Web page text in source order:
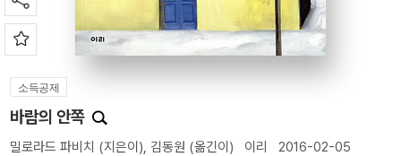
소득공제
바람의 안쪽
밀로라드 파비치 (지은이), 김동원 (옮긴이) 이리 2016-02-05